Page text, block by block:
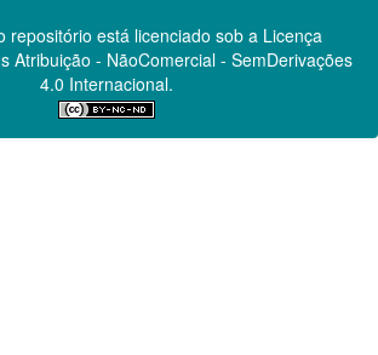
repositório está licenciado sob a Licença
Atribuição - NãoComercial - SemDerivações
4.0 Internacional.